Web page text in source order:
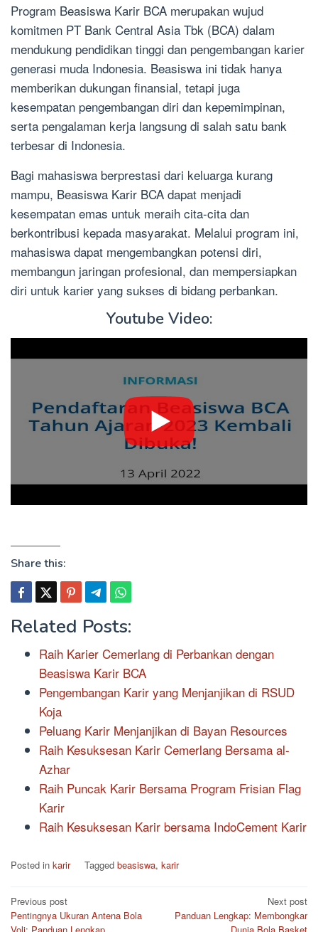
Program Beasiswa Karir BCA merupakan wujud
komitmen PT Bank Central Asia Tbk (BCA) dalam
mendukung pendidikan tinggi dan pengembangan karier
generasi muda Indonesia. Beasiswa ini tidak hanya
memberikan dukungan finansial, tetapi juga
kesempatan pengembangan diri dan kepemimpinan,
serta pengalaman kerja langsung di salah satu bank
terbesar di Indonesia.
Bagi mahasiswa berprestasi dari keluarga kurang
mampu, Beasiswa Karir BCA dapat menjadi
kesempatan emas untuk meraih cita-cita dan
berkontribusi kepada masyarakat. Melalui program ini,
mahasiswa dapat mengembangkan potensi diri,
membangun jaringan profesional, dan mempersiapkan
diri untuk karier yang sukses di bidang perbankan.
Youtube Video:
Share this:
Related Posts:
Raih Karier Cemerlang di Perbankan dengan
Beasiswa Karir BCA
Pengembangan Karir yang Menjanjikan di RSUD
Koja
Peluang Karir Menjanjikan di Bayan Resources
Raih Kesuksesan Karir Cemerlang Bersama al-
Azhar
Raih Puncak Karir Bersama Program Frisian Flag
Karir
Raih Kesuksesan Karir bersama IndoCement Karir
Posted in karir Tagged beasiswa, karir
Post
navigation
Previous post
Pentingnya Ukuran Antena Bola
Next post
Panduan Lengkap: Membongkar